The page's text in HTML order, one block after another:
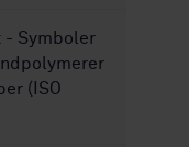
- Symboler
(ISO